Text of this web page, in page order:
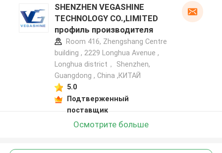
SHENZHEN VEGASHINE
TECHNOLOGY CO.,LIMITED
профиль производителя
Room 416, Zhengshang Centre
building , 2229 Longhua Avenue ,
Longhua district， Shenzhen,
Guangdong , China ,КИТАЙ
5.0
Подтверженный
поставщик
Осмотрите больше